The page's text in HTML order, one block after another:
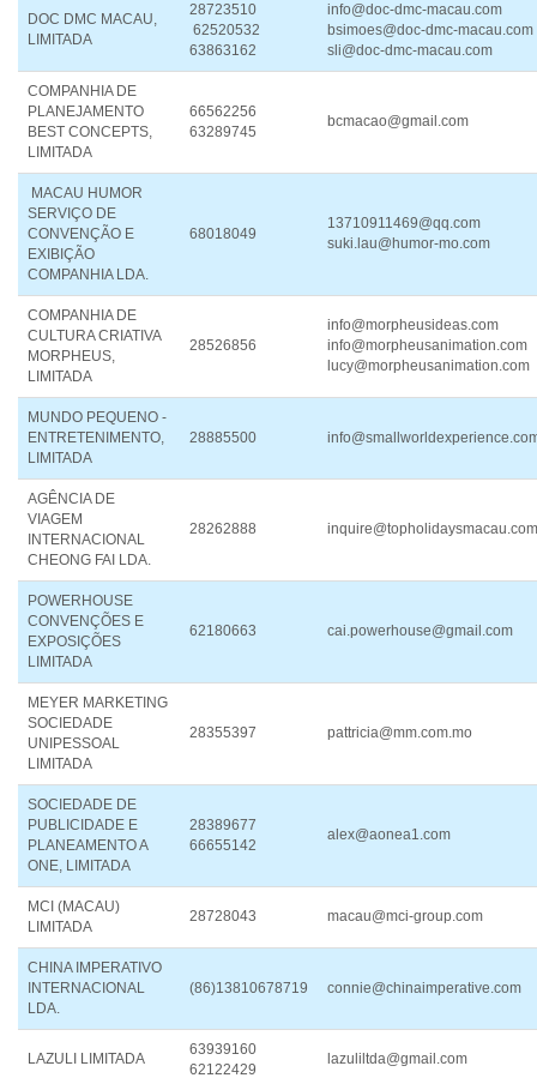
DOC DMC MACAU,
LIMITADA
28723510
62520532
63863162
info@doc-dmc-macau.com
bsimoes@doc-dmc-macau.com
sli@doc-dmc-macau.com
COMPANHIA DE
PLANEJAMENTO
BEST CONCEPTS,
LIMITADA
66562256
63289745
bcmacao@gmail.com
MACAU HUMOR
SERVIÇO DE
CONVENÇÃO E
EXIBIÇÃO
COMPANHIA LDA.
68018049
13710911469@qq.com
suki.lau@humor-mo.com
COMPANHIA DE
CULTURA CRIATIVA
MORPHEUS,
LIMITADA
28526856
info@morpheusideas.com
info@morpheusanimation.com
lucy@morpheusanimation.com
MUNDO PEQUENO -
ENTRETENIMENTO,
LIMITADA
28885500
AGÊNCIA DE
VIAGEM
INTERNACIONAL
CHEONG FAI LDA.
28262888 inquire@topholidaysmacau.com
POWERHOUSE
CONVENÇÕES E
EXPOSIÇÕES
LIMITADA
62180663 cai.powerhouse@gmail.com
MEYER MARKETING
SOCIEDADE
UNIPESSOAL
LIMITADA
28355397 pattricia@mm.com.mo
SOCIEDADE DE
PUBLICIDADE E
PLANEAMENTO A
ONE, LIMITADA
28389677
66655142
alex@aonea1.com
MCI (MACAU)
LIMITADA
28728043 macau@mci-group.com
CHINA IMPERATIVO
INTERNACIONAL
LDA.
(86)13810678719 connie@chinaimperative.com
LAZULI LIMITADA
63939160
62122429
lazuliltda@gmail.com